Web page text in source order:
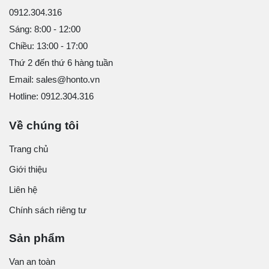
0912.304.316
Sáng: 8:00 - 12:00
Chiều: 13:00 - 17:00
Thứ 2 đến thứ 6 hàng tuần
Email: sales@honto.vn
Hotline: 0912.304.316
Về chúng tôi
Trang chủ
Giới thiệu
Liên hệ
Chính sách riêng tư
Sản phẩm
Van an toàn